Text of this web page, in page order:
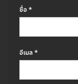
ชื่อ *
อีเมล *